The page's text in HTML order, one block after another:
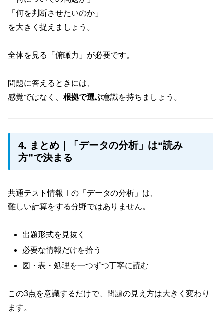
「何を判断させたいのか」
を大きく捉えましょう。
全体を見る「俯瞰力」が必要です。
問題に答えるときには、
感覚ではなく、 根拠で選ぶ意識を持ちましょう。
4. まとめ｜「データの分析」は“読み
方”で決まる
共通テスト情報Ⅰの「データの分析」は、
難しい計算をする分野ではありません。
出題形式を見抜く
必要な情報だけを拾う
図・表・処理を一つずつ丁寧に読む
この3点を意識するだけで、問題の見え方は大きく変わり
ます。